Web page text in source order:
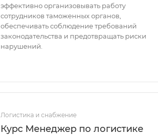
эффективно организовывать работу
сотрудников таможенных органов,
обеспечивать соблюдение требований
законодательства и предотвращать риски
нарушений.
Логистика и снабжение
Курс Менеджер по логистике